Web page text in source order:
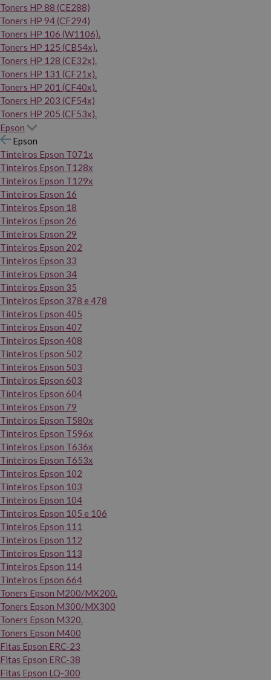
Toners HP 88 (CE288)
Toners HP 94 (CF294)
Toners HP 106 (W1106).
Toners HP 125 (CB54x).
Toners HP 128 (CE32x).
Toners HP 131 (CF21x).
Toners HP 201 (CF40x).
Toners HP 203 (CF54x)
Toners HP 205 (CF53x).
Epson
Epson
Tinteiros Epson T071x
Tinteiros Epson T128x
Tinteiros Epson T129x
Tinteiros Epson 16
Tinteiros Epson 18
Tinteiros Epson 26
Tinteiros Epson 29
Tinteiros Epson 202
Tinteiros Epson 33
Tinteiros Epson 34
Tinteiros Epson 35
Tinteiros Epson 378 e 478
Tinteiros Epson 405
Tinteiros Epson 407
Tinteiros Epson 408
Tinteiros Epson 502
Tinteiros Epson 503
Tinteiros Epson 603
Tinteiros Epson 604
Tinteiros Epson 79
Tinteiros Epson T580x
Tinteiros Epson T596x
Tinteiros Epson T636x
Tinteiros Epson T653x
Tinteiros Epson 102
Tinteiros Epson 103
Tinteiros Epson 104
Tinteiros Epson 105 e 106
Tinteiros Epson 111
Tinteiros Epson 112
Tinteiros Epson 113
Tinteiros Epson 114
Tinteiros Epson 664
Toners Epson M200/MX200.
Toners Epson M300/MX300
Toners Epson M320.
Toners Epson M400
Fitas Epson ERC-23
Fitas Epson ERC-38
Fitas Epson LQ-300